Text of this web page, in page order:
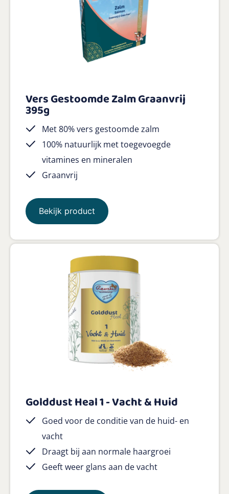
Vers Gestoomde Zalm Graanvrij
395g
Met 80% vers gestoomde zalm
100% natuurlijk met toegevoegde
vitamines en mineralen
Graanvrij
Bekijk product
Golddust Heal 1 - Vacht & Huid
Goed voor de conditie van de huid- en
vacht
Draagt bij aan normale haargroei
Geeft weer glans aan de vacht